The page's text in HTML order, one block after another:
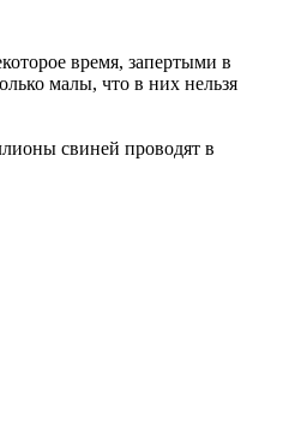
время, запертыми в
малы, что в них нельзя
свиней проводят в